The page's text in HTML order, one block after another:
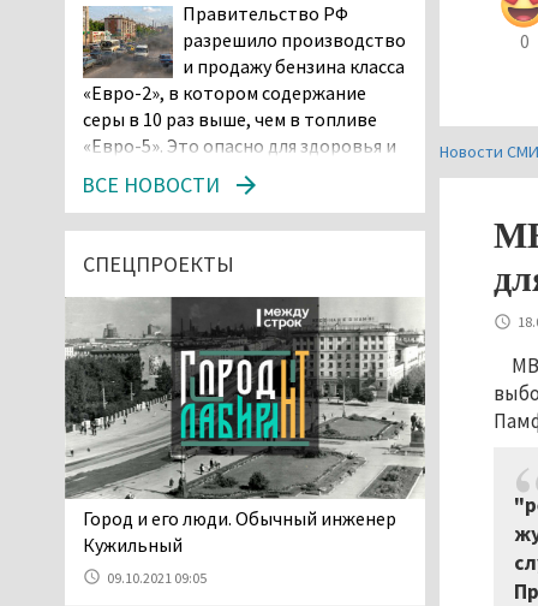
0
Новости
Правительство РФ
разрешило производство
и продажу бензина класса
«Евро-2», в котором содержание
серы в 10 раз выше, чем в топливе
«Евро-5». Это опасно для здоровья и
повышает износ автомобиля
06.08.2026 13:53
В Детской городской
больнице № 3 Нижнего
обвинения родителей, которые
заявили, что их дочь в палате
покусала бельевая вошь
06.08.2026 13:02
В Нижнем Тагиле на три
дня запретят
электросамокаты
вошь». Родители 10-
ВСЕ НОВОСТИ
СПЕЦПРОЕКТЫ
​​​​​​​Город и его люди. Обычный инженер
Кужильный
09.10.2021 09:05